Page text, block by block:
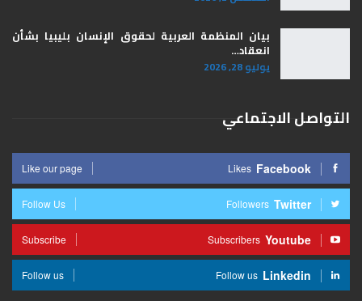
بيان المنظمة العربية لحقوق الإنسان بليبيا ​بشأن
انعقاد…
يوليو 28, 2026
التواصل الاجتماعي
Facebook
Likes
Like our page
Twitter
Followers
Follow Us
Youtube
Subscribers
Subscribe
Linkedin
Follow us
Follow us